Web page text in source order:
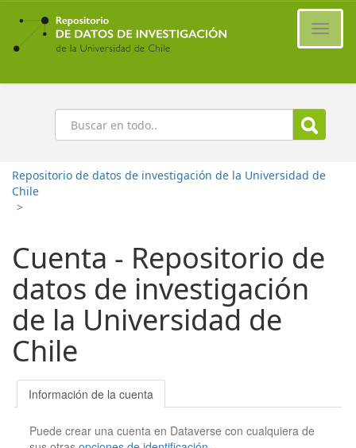
Ir
contenido
principal
Buscar
Repositorio de datos de investigación de la Universidad de
Chile
>
Cuenta - Repositorio de
datos de investigación
de la Universidad de
Chile
Información de la cuenta
Puede crear una cuenta en Dataverse con cualquiera de